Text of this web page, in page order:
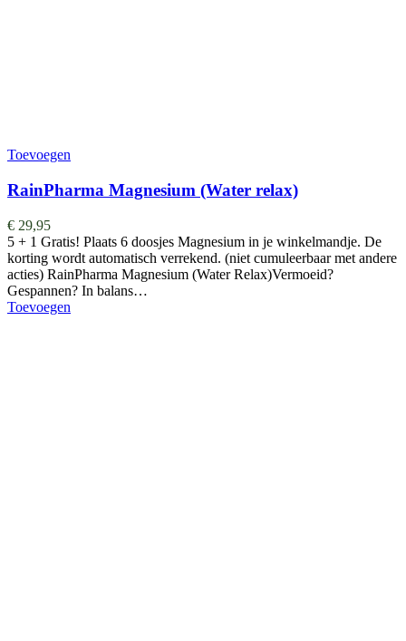
Toevoegen
RainPharma Magnesium (Water relax)
€ 29,95
5 + 1 Gratis! Plaats 6 doosjes Magnesium in je winkelmandje. De
korting wordt automatisch verrekend. (niet cumuleerbaar met andere
acties) RainPharma Magnesium (Water Relax)Vermoeid?
Gespannen? In balans…
Toevoegen